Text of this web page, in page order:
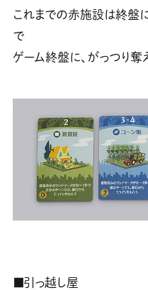
これまでの赤施設は終盤
で
ゲーム終盤に、がっつり奪
■引っ越し屋